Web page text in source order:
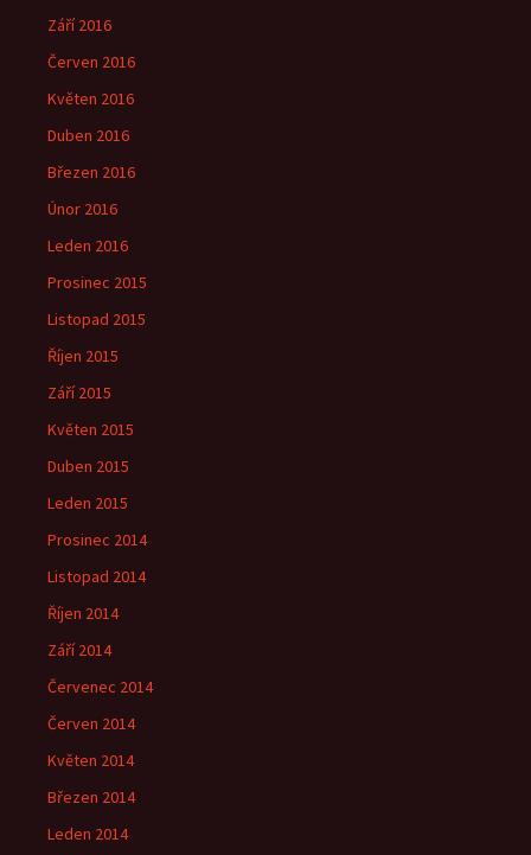
Září 2016
Červen 2016
Květen 2016
Duben 2016
Březen 2016
Únor 2016
Leden 2016
Prosinec 2015
Listopad 2015
Říjen 2015
Září 2015
Květen 2015
Duben 2015
Leden 2015
Prosinec 2014
Listopad 2014
Říjen 2014
Září 2014
Červenec 2014
Červen 2014
Květen 2014
Březen 2014
Leden 2014